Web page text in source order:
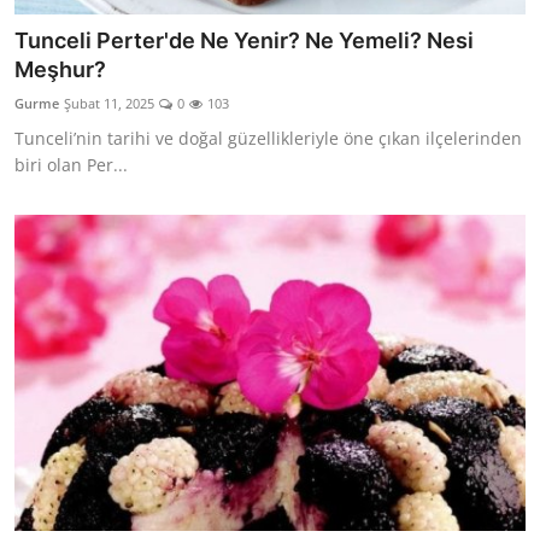
Popüler Kültür & Mutfak Tarihi
Mutfak Temizliği & Pratik Bilgiler
Anne & Bebek Beslenmesi
Mutfak Sırları & Teknikler
Gıda Sözlüğü & Nedir?
Yemek Tarifleri & Menüler
Tunceli Perter'de Ne Yenir? Ne Yemeli? Nesi
Meşhur?
Gurme Şubat 11, 2025 0 103
Tunceli’nin tarihi ve doğal güzellikleriyle öne çıkan ilçelerinden
biri olan Per...